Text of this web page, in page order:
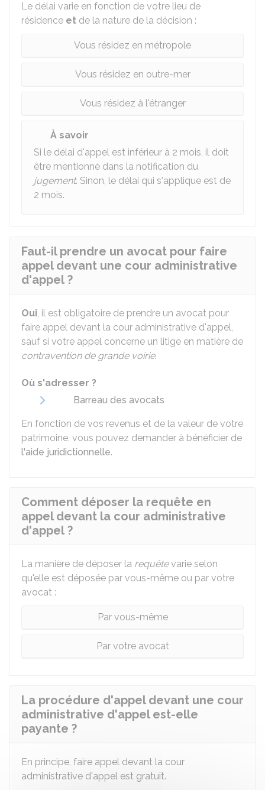
Le délai varie en fonction de votre lieu de
résidence et de la nature de la décision :
Vous résidez en métropole
Vous résidez en outre-mer
Vous résidez à l'étranger
À savoir
Si le délai d'appel est inférieur à 2 mois, il doit
être mentionné dans la notification du
jugement. Sinon, le délai qui s'applique est de
2 mois.
Faut-il prendre un avocat pour faire
appel devant une cour administrative
d'appel ?
Oui, il est obligatoire de prendre un avocat pour
faire appel devant la cour administrative d'appel,
sauf si votre appel concerne un litige en matière de
contravention de grande voirie.
Où s'adresser ?
Barreau des avocats
En fonction de vos revenus et de la valeur de votre
patrimoine, vous pouvez demander à bénéficier de
l'aide juridictionnelle.
Comment déposer la requête en
appel devant la cour administrative
d'appel ?
La manière de déposer la requêtevarie selon
qu'elle est déposée par vous-même ou par votre
avocat :
Par vous-même
Par votre avocat
La procédure d'appel devant une cour
administrative d'appel est-elle
payante ?
En principe, faire appel devant la cour
administrative d'appel est gratuit.